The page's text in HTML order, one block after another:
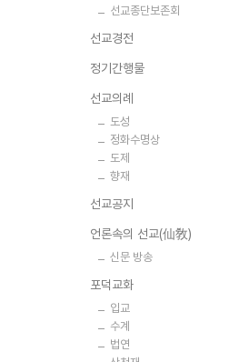
선교종단보존회
선교경전
정기간행물
선교의례
도성
정화수명상
도제
향재
선교공지
언론속의 선교(仙敎)
신문 방송
포덕교화
입교
수계
법연